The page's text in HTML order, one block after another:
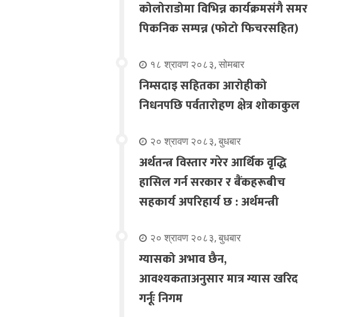
कोलोराडोमा विभिन्न कार्यक्रमसंगै समर
पिकनिक सम्पन्न (फोटो फिचरसहित)
१८ श्रावण २०८३, सोमबार
निम्सदाइ सहितका आरोहीको
निधनपछि पर्वतारोहण क्षेत्र शोकाकुल
२० श्रावण २०८३, बुधबार
अर्थतन्त्र विस्तार गरेर आर्थिक वृद्धि
हासिल गर्न सरकार र बैंकहरूबीच
सहकार्य अपरिहार्य छ : अर्थमन्त्री
२० श्रावण २०८३, बुधबार
ग्यासको अभाव छैन,
आवश्यकताअनुसार मात्र ग्यास खरिद
गर्नूः निगम